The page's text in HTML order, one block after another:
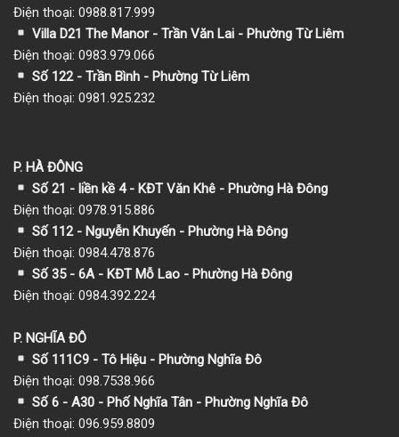
Điện thoại: 0988.817.999
Villa D21 The Manor - Trần Văn Lai - Phường Từ Liêm
Điện thoại: 0983.979.066
Số 122 - Trần Bình - Phường Từ Liêm
Điện thoại: 0981.925.232
P. HÀ ĐÔNG
Số 21 - liền kề 4 - KĐT Văn Khê - Phường Hà Đông
Điện thoại: 0978.915.886
Số 112 - Nguyễn Khuyến - Phường Hà Đông
Điện thoại: 0984.478.876
Số 35 - 6A - KĐT Mỗ Lao - Phường Hà Đông
Điện thoại: 0984.392.224
P. NGHĨA ĐÔ
Số 111C9 - Tô Hiệu - Phường Nghĩa Đô
Điện thoại: 098.7538.966
Số 6 - A30 - Phố Nghĩa Tân - Phường Nghĩa Đô
Điện thoại: 096.959.8809